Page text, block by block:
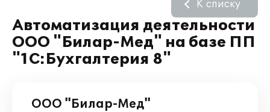
Автоматизация деятельности
ООО "Билар-Мед" на базе ПП
"1С:Бухгалтерия 8"
К списку
ООО "Билар-Мед"